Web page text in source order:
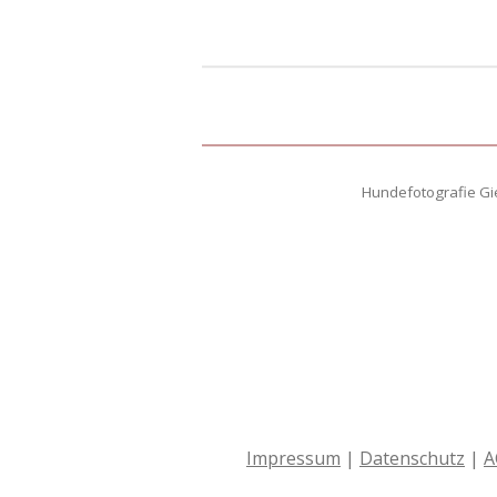
Hundefotografie
Impressum | Datenschutz |